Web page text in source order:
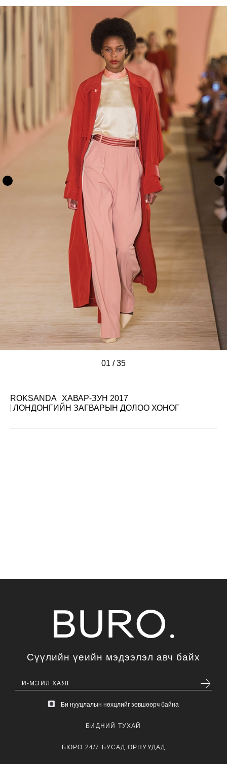
01 / 35
/////////
/////////////////////////
ROKSANDA
ХАВАР-ЗУН 2017
ЛОНДОНГИЙН ЗАГВАРЫН ДОЛОО ХОНОГ
Сүүлийн үеийн мэдээлэл авч байх
Би нууцлалын нөхцлийг зөвшөөрч байна
БИДНИЙ ТУХАЙ
БЮРО 24/7 БУСАД ОРНУУДАД